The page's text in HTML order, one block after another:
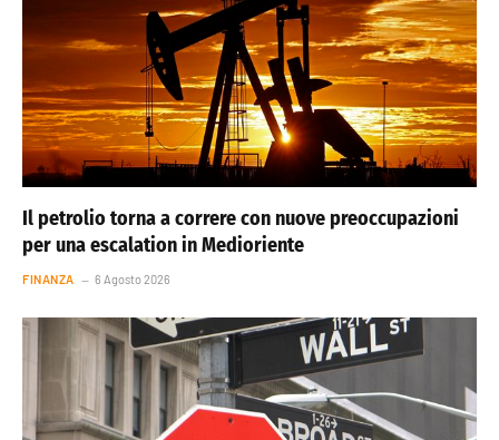
Il petrolio torna a correre con nuove preoccupazioni
per una escalation in Medioriente
FINANZA 6 Agosto 2026